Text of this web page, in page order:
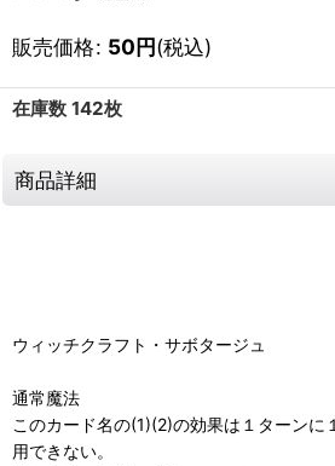
販売価格: 50円(税込)
在庫数 142枚
商品詳細
ウィッチクラフト・サボタージュ
通常魔法
このカード名の(1)(2)の効果は１ターンに
用できない。